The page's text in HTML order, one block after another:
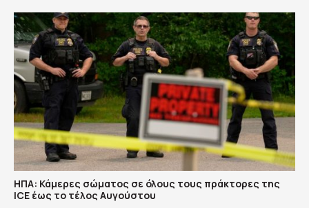
ΗΠΑ: Κάμερες σώματος σε όλους τους πράκτορες της
ICE έως το τέλος Αυγούστου